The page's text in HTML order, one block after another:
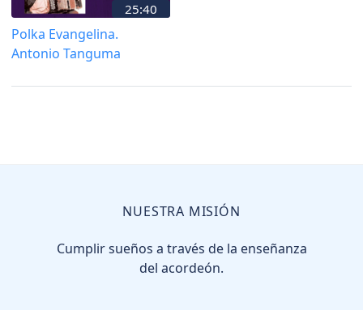
25:40
Polka Evangelina.
Antonio Tanguma
NUESTRA MISIÓN
Cumplir sueños a través de la enseñanza
del acordeón.